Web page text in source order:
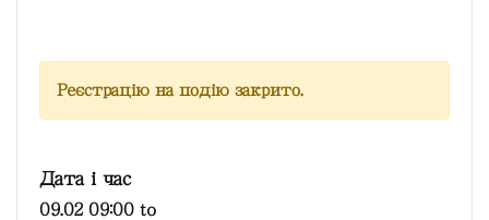
Реєстрацію на подію закрито.
Дата і час
09.02 09:00 to